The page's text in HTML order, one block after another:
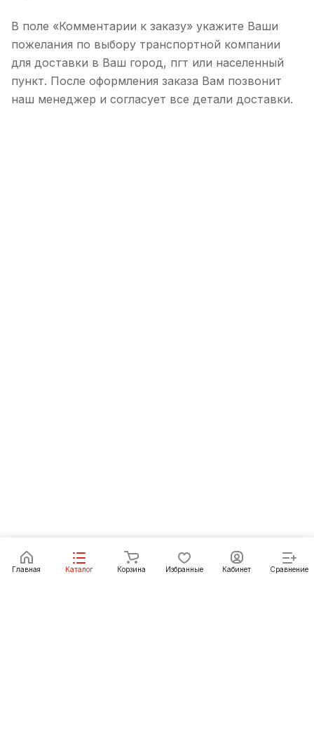
В поле «Комментарии к заказу» укажите Ваши
пожелания по выбору транспортной компании
для доставки в Ваш город, пгт или населенный
пункт. После оформления заказа Вам позвонит
наш менеджер и согласует все детали доставки.
Главная Каталог Корзина Избранные Кабинет Сравнение